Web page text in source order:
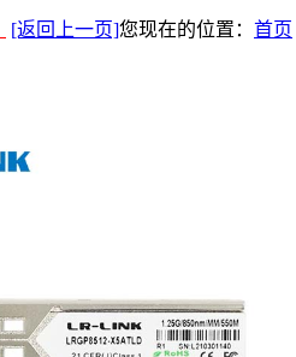
[返回上一页]您现在的位置： 首页